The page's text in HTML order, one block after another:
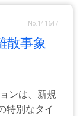
No.141647
散事象
ンは、新規
特別なタイ